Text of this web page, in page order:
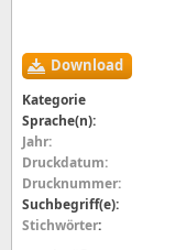
Download
Kategorie
Sprache(n):
Jahr:
Druckdatum:
Drucknummer:
Suchbegriff(e):
Stichwörter: